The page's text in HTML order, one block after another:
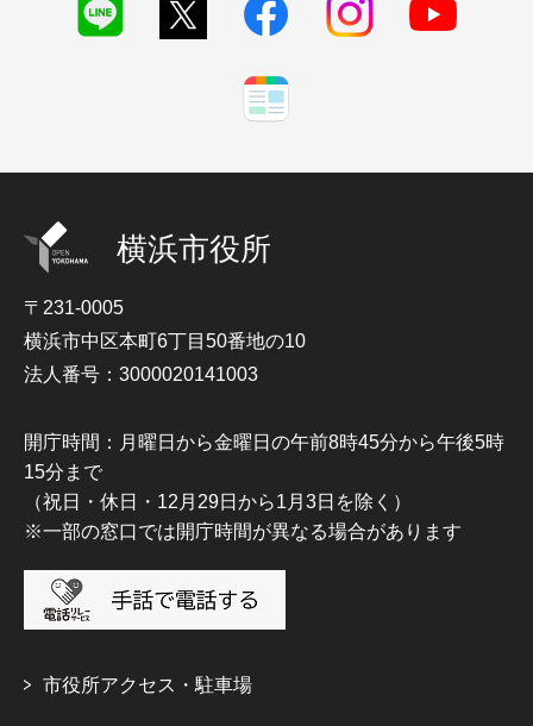
横浜市役所
〒231-0005
横浜市中区本町6丁目50番地の10
法人番号：3000020141003
開庁時間：月曜日から金曜日の午前8時45分から午後5時
15分まで
（祝日・休日・12月29日から1月3日を除く）
※一部の窓口では開庁時間が異なる場合があります
市役所アクセス・駐車場